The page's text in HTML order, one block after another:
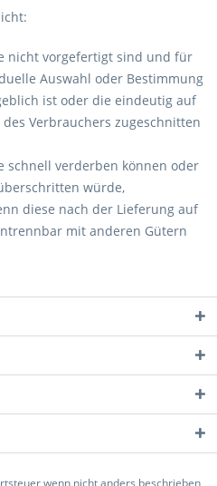
nicht vorgefertigt sind und für
Auswahl oder Bestimmung
ist oder die eindeutig auf
Verbrauchers zugeschnitten
schnell verderben können oder
würde,
diese nach der Lieferung auf
mit anderen Gütern